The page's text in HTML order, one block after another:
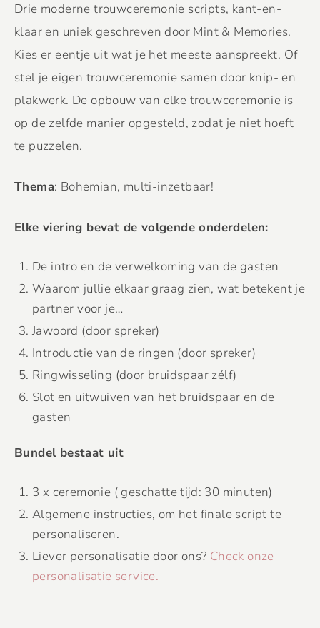
Drie moderne trouwceremonie scripts, kant-en-
klaar en uniek geschreven door Mint & Memories.
Kies er eentje uit wat je het meeste aanspreekt. Of
stel je eigen trouwceremonie samen door knip- en
plakwerk. De opbouw van elke trouwceremonie is
op de zelfde manier opgesteld, zodat je niet hoeft
te puzzelen.
Thema: Bohemian, multi-inzetbaar!
Elke viering bevat de volgende onderdelen:
De intro en de verwelkoming van de gasten
Waarom jullie elkaar graag zien, wat betekent je
partner voor je…
Jawoord (door spreker)
Introductie van de ringen (door spreker)
Ringwisseling (door bruidspaar zélf)
Slot en uitwuiven van het bruidspaar en de
gasten
Bundel bestaat uit
3 x ceremonie ( geschatte tijd: 30 minuten)
Algemene instructies, om het finale script te
personaliseren.
Liever personalisatie door ons? Check onze
personalisatie service.